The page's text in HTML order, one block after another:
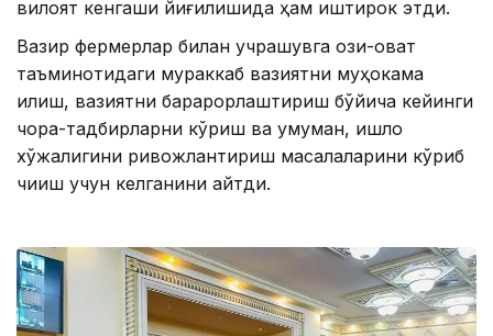
вилоят кенгаши йиғилишида ҳам иштирок этди.
Вазир фермерлар билан учрашувга озиқ-овқат
таъминотидаги мураккаб вазиятни муҳокама
қилиш, вазиятни барқарорлаштириш бўйича кейинги
чора-тадбирларни кўриш ва умуман, қишлоқ
хўжалигини ривожлантириш масалаларини кўриб
чиқиш учун келганини айтди.